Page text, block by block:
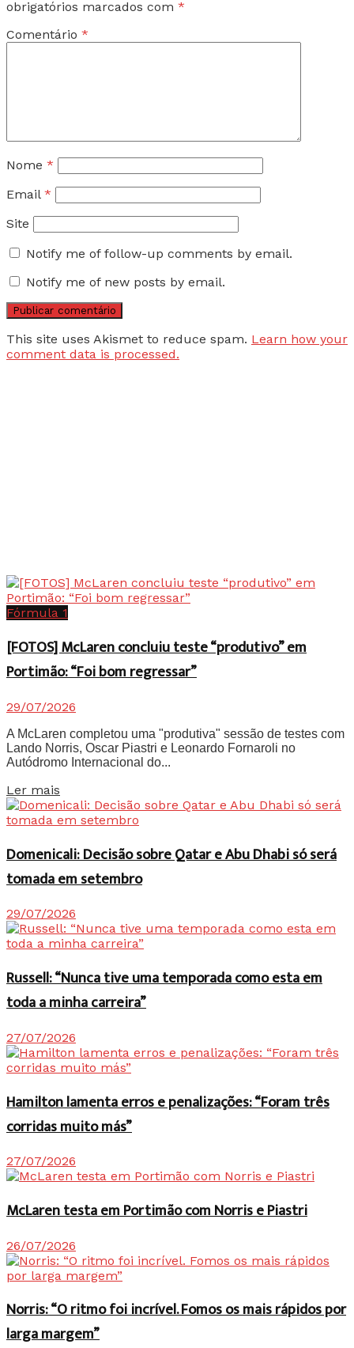
obrigatórios marcados com *
Comentário *
Nome *
Email *
Site
Notify me of follow-up comments by email.
Notify me of new posts by email.
This site uses Akismet to reduce spam. Learn how your
comment data is processed.
Fórmula 1
[FOTOS] McLaren concluiu teste “produtivo” em
Portimão: “Foi bom regressar”
29/07/2026
A McLaren completou uma "produtiva" sessão de testes com
Lando Norris, Oscar Piastri e Leonardo Fornaroli no
Autódromo Internacional do...
Ler mais
Domenicali: Decisão sobre Qatar e Abu Dhabi só será
tomada em setembro
29/07/2026
Russell: “Nunca tive uma temporada como esta em
toda a minha carreira”
27/07/2026
Hamilton lamenta erros e penalizações: “Foram três
corridas muito más”
27/07/2026
McLaren testa em Portimão com Norris e Piastri
26/07/2026
Norris: “O ritmo foi incrível. Fomos os mais rápidos por
larga margem”